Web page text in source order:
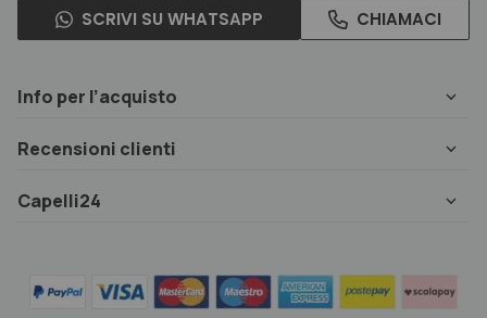
SCRIVI SU WHATSAPP CHIAMACI
Info per l’acquisto
Recensioni clienti
Capelli24